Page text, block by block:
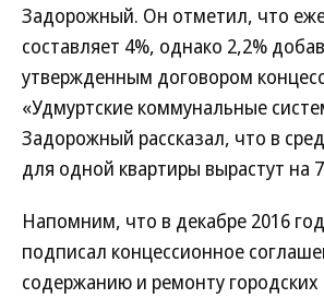
Задорожный. Он отметил, что
составляет 4%, однако 2,2%
утвержденным договором
«Удмуртские коммунальные
Задорожный рассказал, что в
для одной квартиры вырастут на
Напомним, что в декабре 2016
подписал концессионное
содержанию и ремонту городских